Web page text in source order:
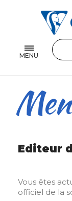
MENU
Feuilles &
Beaux-arts &
Loisirs créatifs
Cuir & trousses
Toutes les
Editeur
Vous êtes
officiel de la